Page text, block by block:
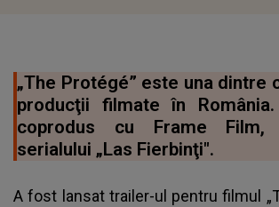
„The Protégé” este una dintre
producţii filmate în
coprodus cu Frame Film,
serialului „Las Fierbinţi".
A fost lansat trailer-ul pentru filmul